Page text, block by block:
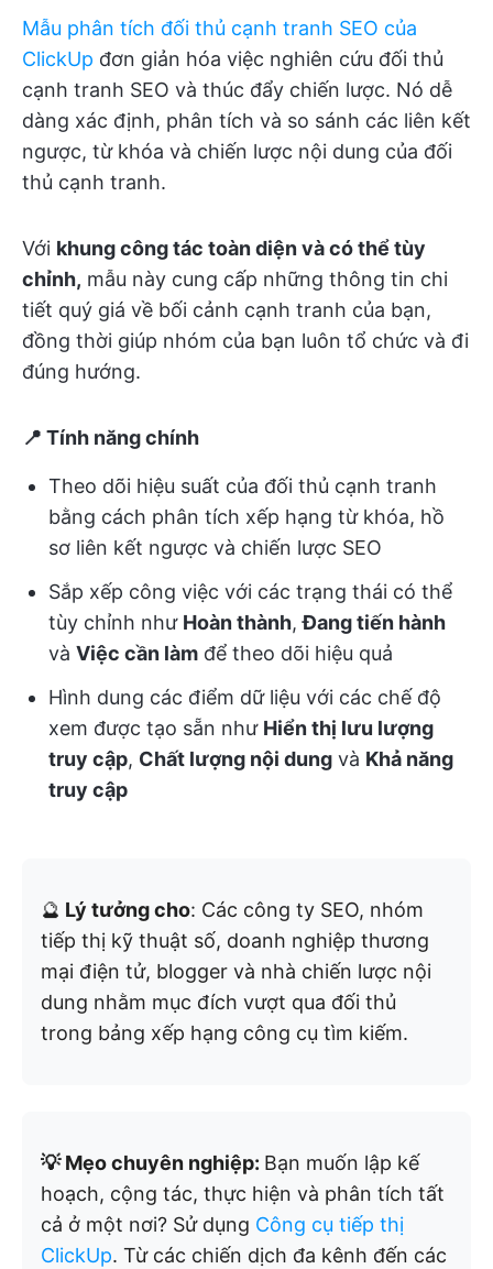
Mẫu phân tích đối thủ cạnh tranh SEO của
ClickUp đơn giản hóa việc nghiên cứu đối thủ
cạnh tranh SEO và thúc đẩy chiến lược. Nó dễ
dàng xác định, phân tích và so sánh các liên kết
ngược, từ khóa và chiến lược nội dung của đối
thủ cạnh tranh.
Với khung công tác toàn diện và có thể tùy
chỉnh, mẫu này cung cấp những thông tin chi
tiết quý giá về bối cảnh cạnh tranh của bạn,
đồng thời giúp nhóm của bạn luôn tổ chức và đi
đúng hướng.
📍 Tính năng chính
Theo dõi hiệu suất của đối thủ cạnh tranh
bằng cách phân tích xếp hạng từ khóa, hồ
sơ liên kết ngược và chiến lược SEO
Sắp xếp công việc với các trạng thái có thể
tùy chỉnh như Hoàn thành,Đang tiến hành
và Việc cần làm để theo dõi hiệu quả
Hình dung các điểm dữ liệu với các chế độ
xem được tạo sẵn như Hiển thị lưu lượng
truy cập, Chất lượng nội dung và Khả năng
truy cập
🔮 Lý tưởng cho: Các công ty SEO, nhóm
tiếp thị kỹ thuật số, doanh nghiệp thương
mại điện tử, blogger và nhà chiến lược nội
dung nhằm mục đích vượt qua đối thủ
trong bảng xếp hạng công cụ tìm kiếm.
💡 Mẹo chuyên nghiệp: Bạn muốn lập kế
hoạch, cộng tác, thực hiện và phân tích tất
cả ở một nơi? Sử dụng Công cụ tiếp thị
ClickUp. Từ các chiến dịch đa kênh đến các